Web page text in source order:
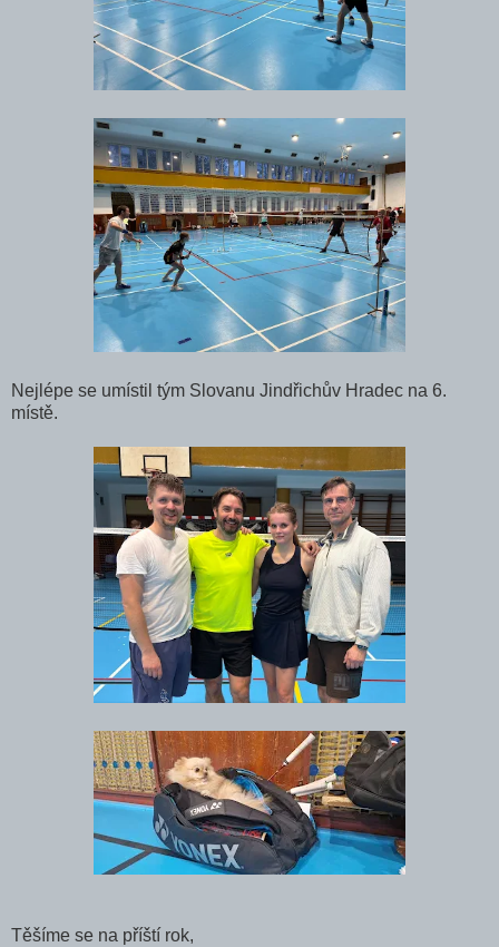
Nejlépe se umístil tým Slovanu Jindřichův Hradec na 6.
místě.
Těšíme se na příští rok,